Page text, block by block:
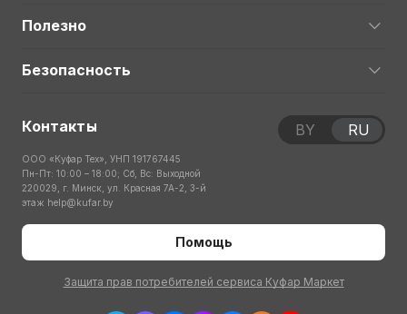
Полезно
Безопасность
Контакты
ООО «Куфар Тех», УНП 191767445
Пн-Пт: 10:00 – 18:00; Сб, Вс: Выходной
220029, г. Минск, ул. Красная 7А-2, 3-й
этаж help@kufar.by
Помощь
Защита прав потребителей сервиса Куфар Маркет
BY RU